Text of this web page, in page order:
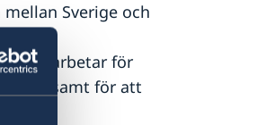
Sverige och
och arbetar för
samt för att